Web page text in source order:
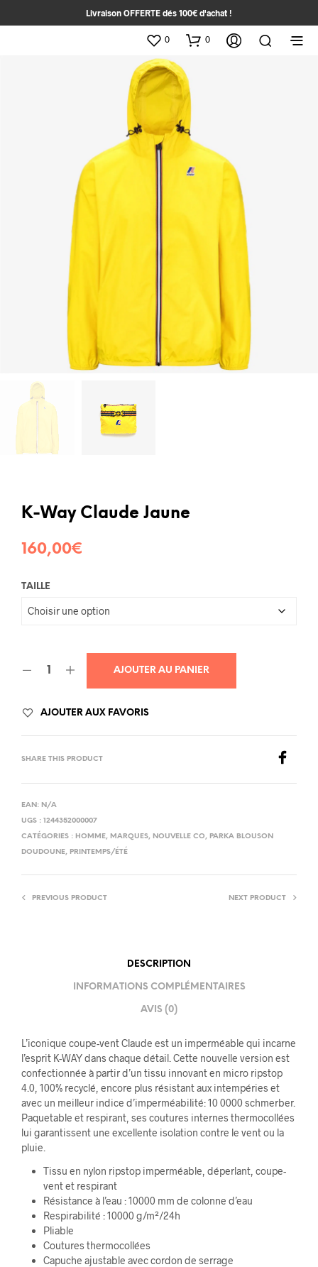
Livraison OFFERTE dés 100€ d'achat !
0 0
K-Way Claude Jaune
160,00€
TAILLE
AJOUTER AU PANIER
AJOUTER AUX FAVORIS
SHARE THIS PRODUCT
EAN: N/A
UGS : 1244352000007
CATÉGORIES : HOMME, MARQUES, NOUVELLE CO, PARKA BLOUSON
DOUDOUNE, PRINTEMPS/ÉTÉ
PREVIOUS PRODUCT NEXT PRODUCT
DESCRIPTION
INFORMATIONS COMPLÉMENTAIRES
AVIS (0)
L’iconique coupe-vent Claude est un imperméable qui incarne
l’esprit K-WAY dans chaque détail. Cette nouvelle version est
confectionnée à partir d’un tissu innovant en micro ripstop
4.0, 100% recyclé, encore plus résistant aux intempéries et
avec un meilleur indice d’imperméabilité: 10 0000 schmerber.
Paquetable et respirant, ses coutures internes thermocollées
lui garantissent une excellente isolation contre le vent ou la
pluie.
Tissu en nylon ripstop imperméable, déperlant, coupe-
vent et respirant
Résistance à l’eau : 10000 mm de colonne d’eau
Respirabilité : 10000 g/m²/24h
Pliable
Coutures thermocollées
Capuche ajustable avec cordon de serrage